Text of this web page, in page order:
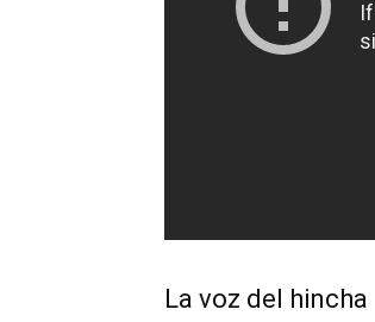
La voz del hincha